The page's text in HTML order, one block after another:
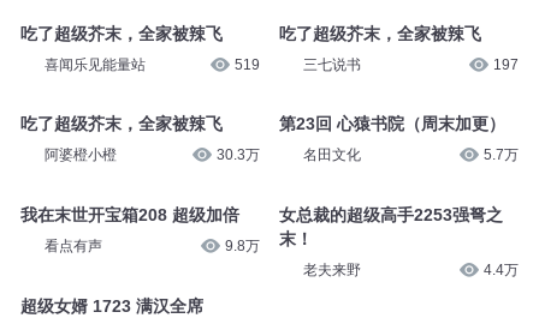
吃了超级芥末，全家被辣飞
喜闻乐见能量站 519
吃了超级芥末，全家被辣飞
阿婆橙小橙 30.3万
我在末世开宝箱208 超级加倍
看点有声 9.8万
超级女婿 1723 满汉全席
吃了超级芥末，全家被辣飞
三七说书 197
第23回 心猿书院（周末加更）
名田文化 5.7万
女总裁的超级高手2253强弩之
末！
老夫来野 4.4万